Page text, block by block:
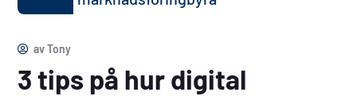
avTony
3 tips på hur digital